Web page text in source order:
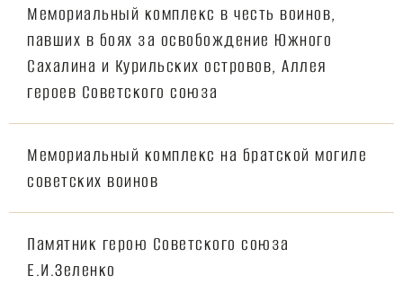
Мемориальный комплекс в честь воинов,
павших в боях за освобождение Южного
Сахалина и Курильских островов, Аллея
героев Советского союза
Мемориальный комплекс на братской могиле
советских воинов
Памятник герою Советского союза
Е.И.Зеленко